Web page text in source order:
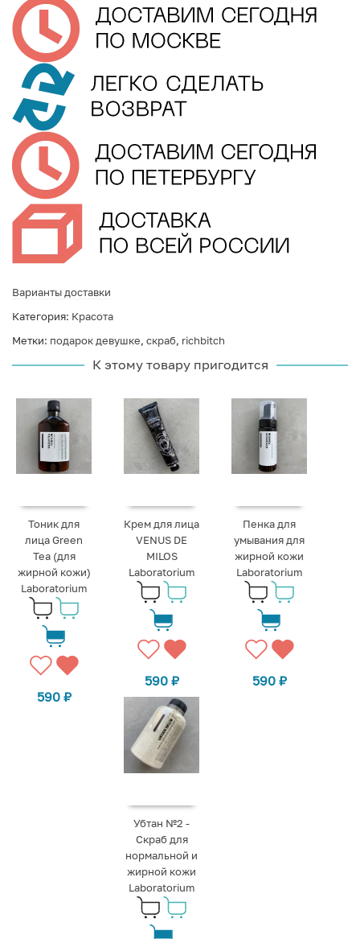
Варианты доставки
Категория: Красота
Метки: подарок девушке, скраб, richbitch
К этому товару пригодится
Тоник для
лица Green
Tea (для
жирной кожи)
Laboratorium
590 ₽
Крем для лица
VENUS DE
MILOS
Laboratorium
590 ₽
Пенка для
умывания для
жирной кожи
Laboratorium
590 ₽
Убтан №2 -
Скраб для
нормальной и
жирной кожи
Laboratorium